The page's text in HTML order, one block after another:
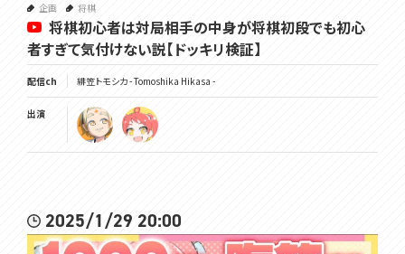
企画 将棋
将棋初心者は対局相手の中身が将棋初段でも初心
者すぎて気付けない説【ドッキリ検証】
配信ch 緋笠トモシカ - Tomoshika Hikasa -
出演
2025/1/29 20:00